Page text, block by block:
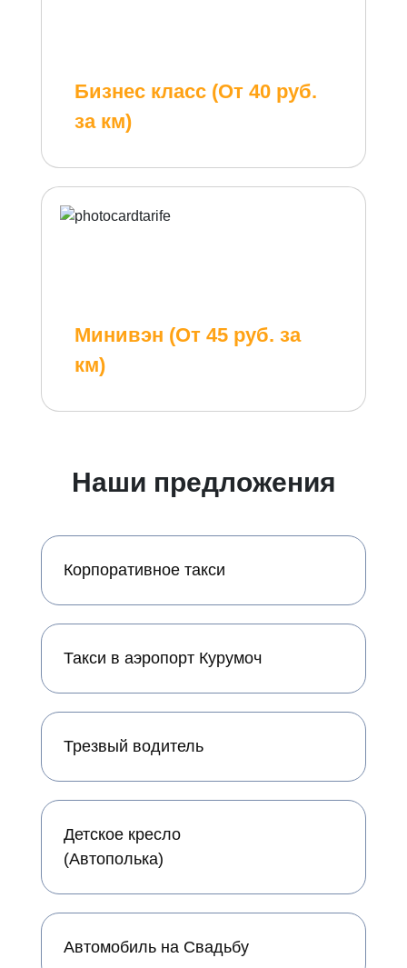
Бизнес класс (От 40 руб.
за км)
Минивэн (От 45 руб. за
км)
Наши предложения
Корпоративное такси
Такси в аэропорт Курумоч
Трезвый водитель
Детское кресло
(Автополька)
Автомобиль на Свадьбу